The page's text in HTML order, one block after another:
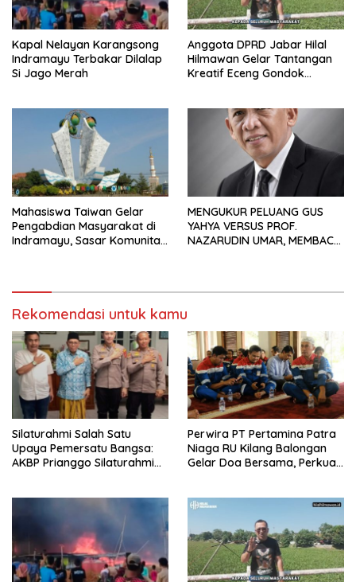
Kapal Nelayan Karangsong
Indramayu Terbakar Dilalap
Si Jago Merah
Anggota DPRD Jabar Hilal
Hilmawan Gelar Tantangan
Kreatif Eceng Gondok
Mahasiswa Taiwan Gelar
Pengabdian Masyarakat di
Indramayu, Sasar Komunitas
MENGUKUR PELUANG GUS
YAHYA VERSUS PROF.
NAZARUDIN UMAR, MEMBACA
Rekomendasi untuk kamu
Silaturahmi Salah Satu
Upaya Pemersatu Bangsa:
AKBP Prianggo Silaturahmi
Perwira PT Pertamina Patra
Niaga RU Kilang Balongan
Gelar Doa Bersama, Perkuat